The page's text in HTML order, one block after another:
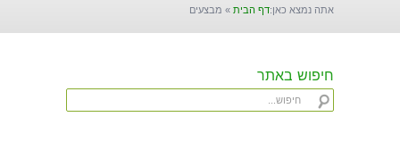
אתה נמצא כאן:דף הבית » מבצעים
חיפוש באתר